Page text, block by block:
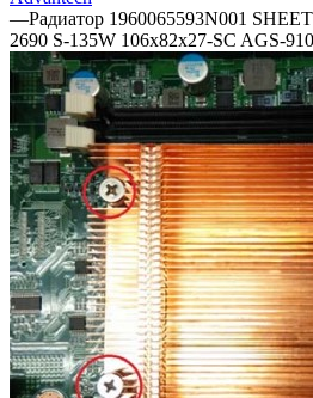
—Радиатор 1960065593N001
2690 S-135W 106x82x27-SC AGS-